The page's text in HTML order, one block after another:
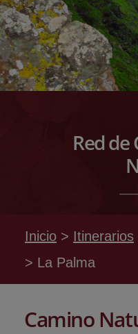
Red de
Inicio Itinerarios
La Palma
Camino